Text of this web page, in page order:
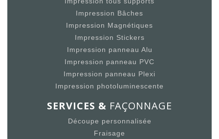
Impression Bâches
Impression Magnétiques
Impression Stickers
Impression panneau Alu
Impression panneau PVC
Impression panneau Plexi
Impression photoluminescente
SERVICES & FAÇONNAGE
Découpe personnalisée
Fraisage